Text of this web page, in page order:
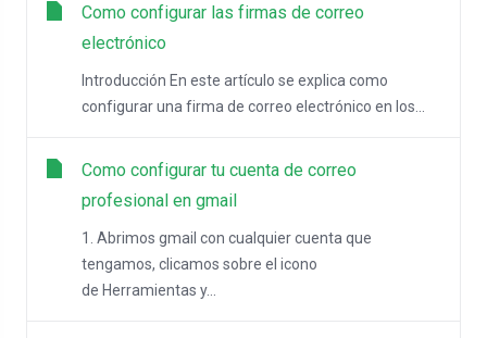
Como configurar las firmas de correo
electrónico
Introducción En este artículo se explica como
configurar una firma de correo electrónico en los...
Como configurar tu cuenta de correo
profesional en gmail
1. Abrimos gmail con cualquier cuenta que
tengamos, clicamos sobre el icono
de Herramientas y...